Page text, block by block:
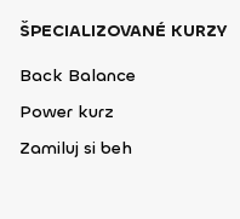
ŠPECIALIZOVANÉ KURZY
Back Balance
Power kurz
Zamiluj si beh